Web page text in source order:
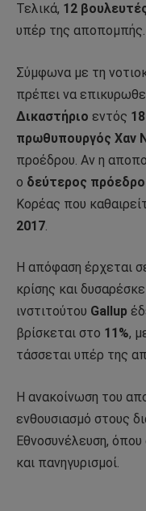
Τελικά, 12
υπέρ της αποπομπής.
Σύμφωνα με τη
πρέπει να
Δικαστήριο εντός
πρωθυπουργός Χαν
προέδρου. Αν η
ο δεύτερος
Κορέας που
2017
Η απόφαση έρχεται
κρίσης και
ινστιτούτου Gallup
βρίσκεται στο 11%,
τάσσεται υπέρ της
Η ανακοίνωση του
ενθουσιασμό στους
Εθνοσυνέλευση,
και πανηγυρισμοί.